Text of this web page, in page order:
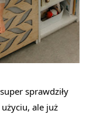
sprawdziły
ale już